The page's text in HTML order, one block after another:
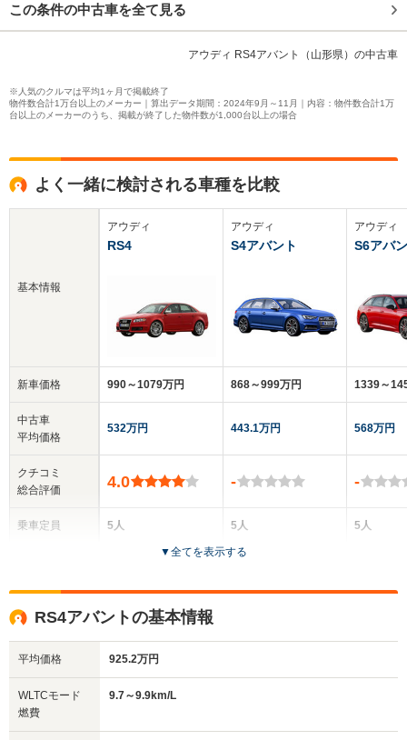
この条件の中古車を全て見る
アウディ RS4アバント（山形県）の中古車
※人気のクルマは平均1ヶ月で掲載終了
物件数合計1万台以上のメーカー｜算出データ期間：2024年9月～11月｜内容：物件数合計1万
台以上のメーカーのうち、掲載が終了した物件数が1,000台以上の場合
よく一緒に検討される車種を比較
基本情報
新車価格
中古車
平均価格
クチコミ
総合評価
乗車定員
サイズ
(全長x全幅x全高)
アウディ
RS4
990～1079万円
532万円
4.0
5人
1.41m～1.42m
全幅
1.83m
アウディ
S4アバント
868～999万円
443.1万円
-
5人
5ドア
アウディ
S6アバ
1339～
568万円
-
5人
▼全てを表示する
RS4アバントの基本情報
平均価格 925.2万円
WLTCモード
燃費
9.7～9.9km/L